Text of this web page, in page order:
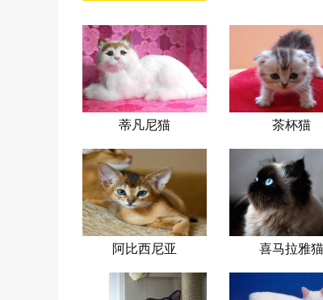
蒂凡尼猫 茶杯猫
阿比西尼亚
喜马拉雅猫